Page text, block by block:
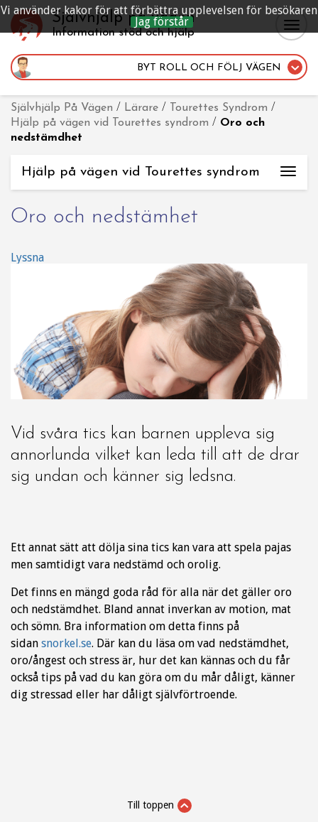
Vi använder kakor för att förbättra upplevelsen för besökaren
Jag förstår
Självhjälp på vägen
Information stöd och hjälp
BYT ROLL OCH FÖLJ VÄGEN
Självhjälp På Vägen / Lärare / Tourettes Syndrom /
Hjälp på vägen vid Tourettes syndrom / Oro och
nedstämdhet
Hjälp på vägen vid Tourettes syndrom
Oro och nedstämhet
Lyssna
Vid svåra tics kan barnen uppleva sig
annorlunda vilket kan leda till att de drar
sig undan och känner sig ledsna.
Ett annat sätt att dölja sina tics kan vara att spela pajas
men samtidigt vara nedstämd och orolig.
Det finns en mängd goda råd för alla när det gäller oro
och nedstämdhet. Bland annat inverkan av motion, mat
och sömn. Bra information om detta finns på
sidan snorkel.se. Där kan du läsa om vad nedstämdhet,
oro/ångest och stress är, hur det kan kännas och du får
också tips på vad du kan göra om du mår dåligt, känner
dig stressad eller har dåligt självförtroende.
Till toppen